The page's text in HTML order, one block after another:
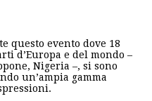
questo evento dove 18
d’Europa e del mondo –
Nigeria –, si sono
un’ampia gamma